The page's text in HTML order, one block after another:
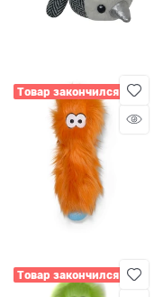
Товар закончился
Товар закончился